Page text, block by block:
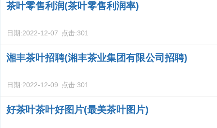
茶叶零售利润(茶叶零售利润率)
日期:2022-12-07 点击:301
湘丰茶叶招聘(湘丰茶业集团有限公司招聘)
日期:2022-12-09 点击:301
好茶叶茶叶好图片(最美茶叶图片)